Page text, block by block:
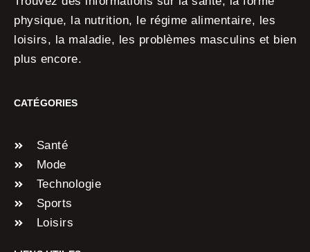
physique, la nutrition, le régime alimentaire, les
loisirs, la maladie, les problèmes masculins et bien
plus encore.
CATÉGORIES
Santé
Mode
Technologie
Sports
Loisirs